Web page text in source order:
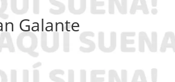
Galante